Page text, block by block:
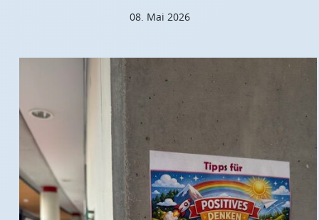
08. Mai 2026